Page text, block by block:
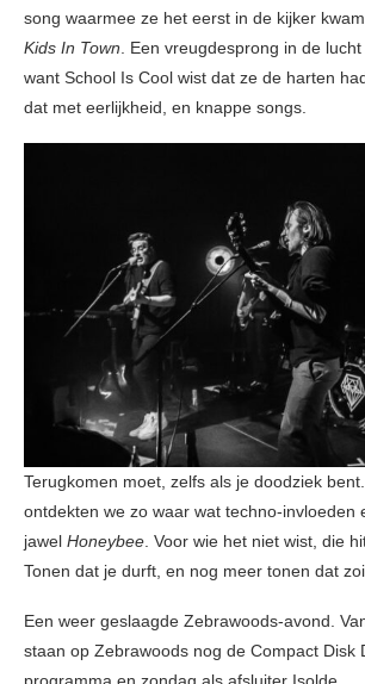
song waarmee ze het eerst in de kijker
Kids In Town. Een vreugdesprong in de
want School Is Cool wist dat ze de harten
dat met eerlijkheid, en knappe songs.
Terugkomen moet, zelfs als je doodziek
ontdekten we zo waar wat techno-invloeden
jawel Honeybee. Voor wie het niet wist, die
Tonen dat je durft, en nog meer tonen dat
Een weer geslaagde Zebrawoods-avond.
staan op Zebrawoods nog de Compact Disk